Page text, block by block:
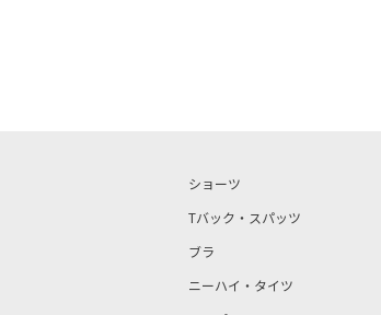
ショーツ
Tバック・スパッツ
ブラ
ニーハイ・タイツ